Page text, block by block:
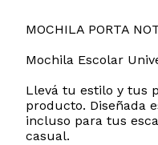
MOCHILA PORTA
Mochila Escolar
Llevá tu estilo y tus
producto. Diseñada
incluso para tus
casual.